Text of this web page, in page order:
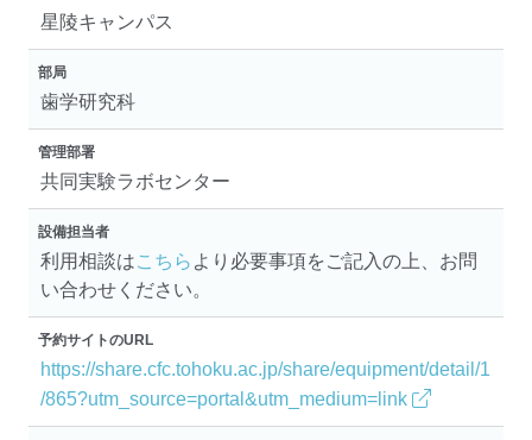
星陵キャンパス
部局
歯学研究科
管理部署
共同実験ラボセンター
設備担当者
利用相談はこちら より必要事項をご記入の上、お問
い合わせください。
予約サイトのURL
https://share.cfc.tohoku.ac.jp/share/equipment/detail/1
/865?utm_source=portal&utm_medium=link